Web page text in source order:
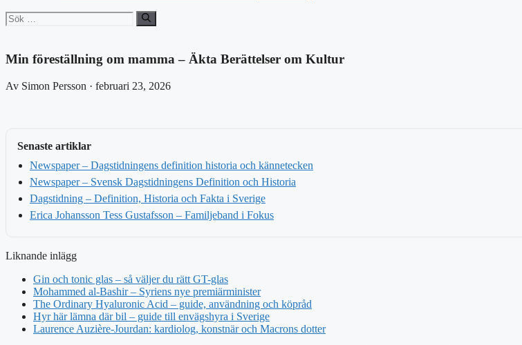
Sök
efter:
Min föreställning om mamma – Äkta Berättelser om Kultur
Av Simon Persson · februari 23, 2026
Senaste artiklar
Newspaper – Dagstidningens definition historia och kännetecken
Newspaper – Svensk Dagstidningens Definition och Historia
Dagstidning – Definition, Historia och Fakta i Sverige
Erica Johansson Tess Gustafsson – Familjeband i Fokus
Liknande inlägg
Gin och tonic glas – så väljer du rätt GT-glas
Mohammed al-Bashir – Syriens nye premiärminister
The Ordinary Hyaluronic Acid – guide, användning och köpråd
Hyr här lämna där bil – guide till envägshyra i Sverige
Laurence Auzière-Jourdan: kardiolog, konstnär och Macrons dotter